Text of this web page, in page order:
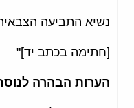
נשיא התביעה
[חתימה בכתב יד]"
הערות הבהרה